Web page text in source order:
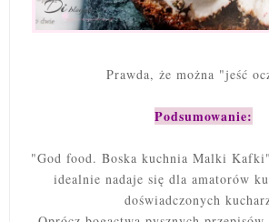
Prawda, że można "jeść
Podsumowanie:
"God food. Boska kuchnia Malki
idealnie nadaje się dla amatorów
doświadczonych